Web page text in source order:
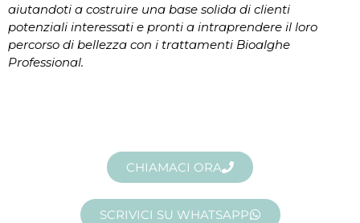
aiutandoti a costruire una base solida di clienti
potenziali interessati e pronti a intraprendere il loro
percorso di bellezza con i trattamenti Bioalghe
Professional.
CHIAMACI ORA
SCRIVICI SU WHATSAPP